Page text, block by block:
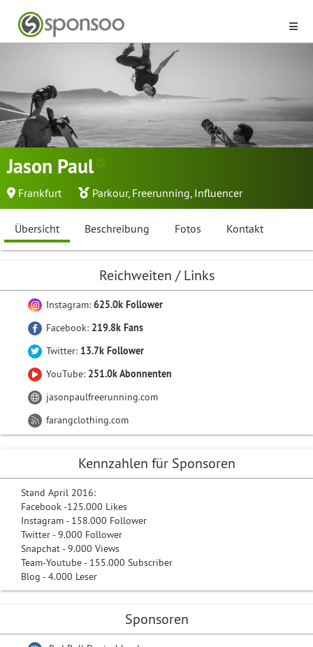
Jason Paul
Frankfurt Parkour, Freerunning, Influencer
Übersicht Beschreibung Fotos Kontakt
Reichweiten / Links
Instagram: 625.0k Follower
Facebook: 219.8k Fans
Twitter: 13.7k Follower
YouTube: 251.0k Abonnenten
jasonpaulfreerunning.com
farangclothing.com
Kennzahlen für Sponsoren
Stand April 2016:
Facebook -125.000 Likes
Instagram - 158.000 Follower
Twitter - 9.000 Follower
Snapchat - 9.000 Views
Team-Youtube - 155.000 Subscriber
Blog - 4.000 Leser
Sponsoren